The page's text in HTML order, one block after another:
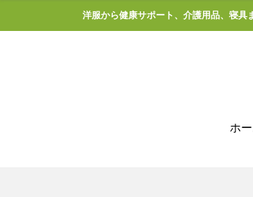
洋服から健康サポート、介護用品、寝具
ホ